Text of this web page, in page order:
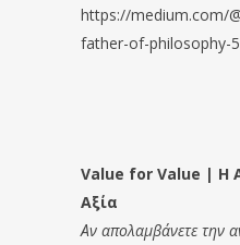
https://medium.com/
father-of-philosophy-
Value for Value | Η
Αξία
Αν απολαμβάνετε την